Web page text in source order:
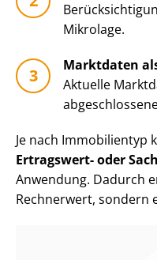
Mikrolage.
Marktdaten
Aktuelle
Je nach Immobilientyp
Ertragswert- oder
Anwendung. Dadurch
Rechnerwert, sondern